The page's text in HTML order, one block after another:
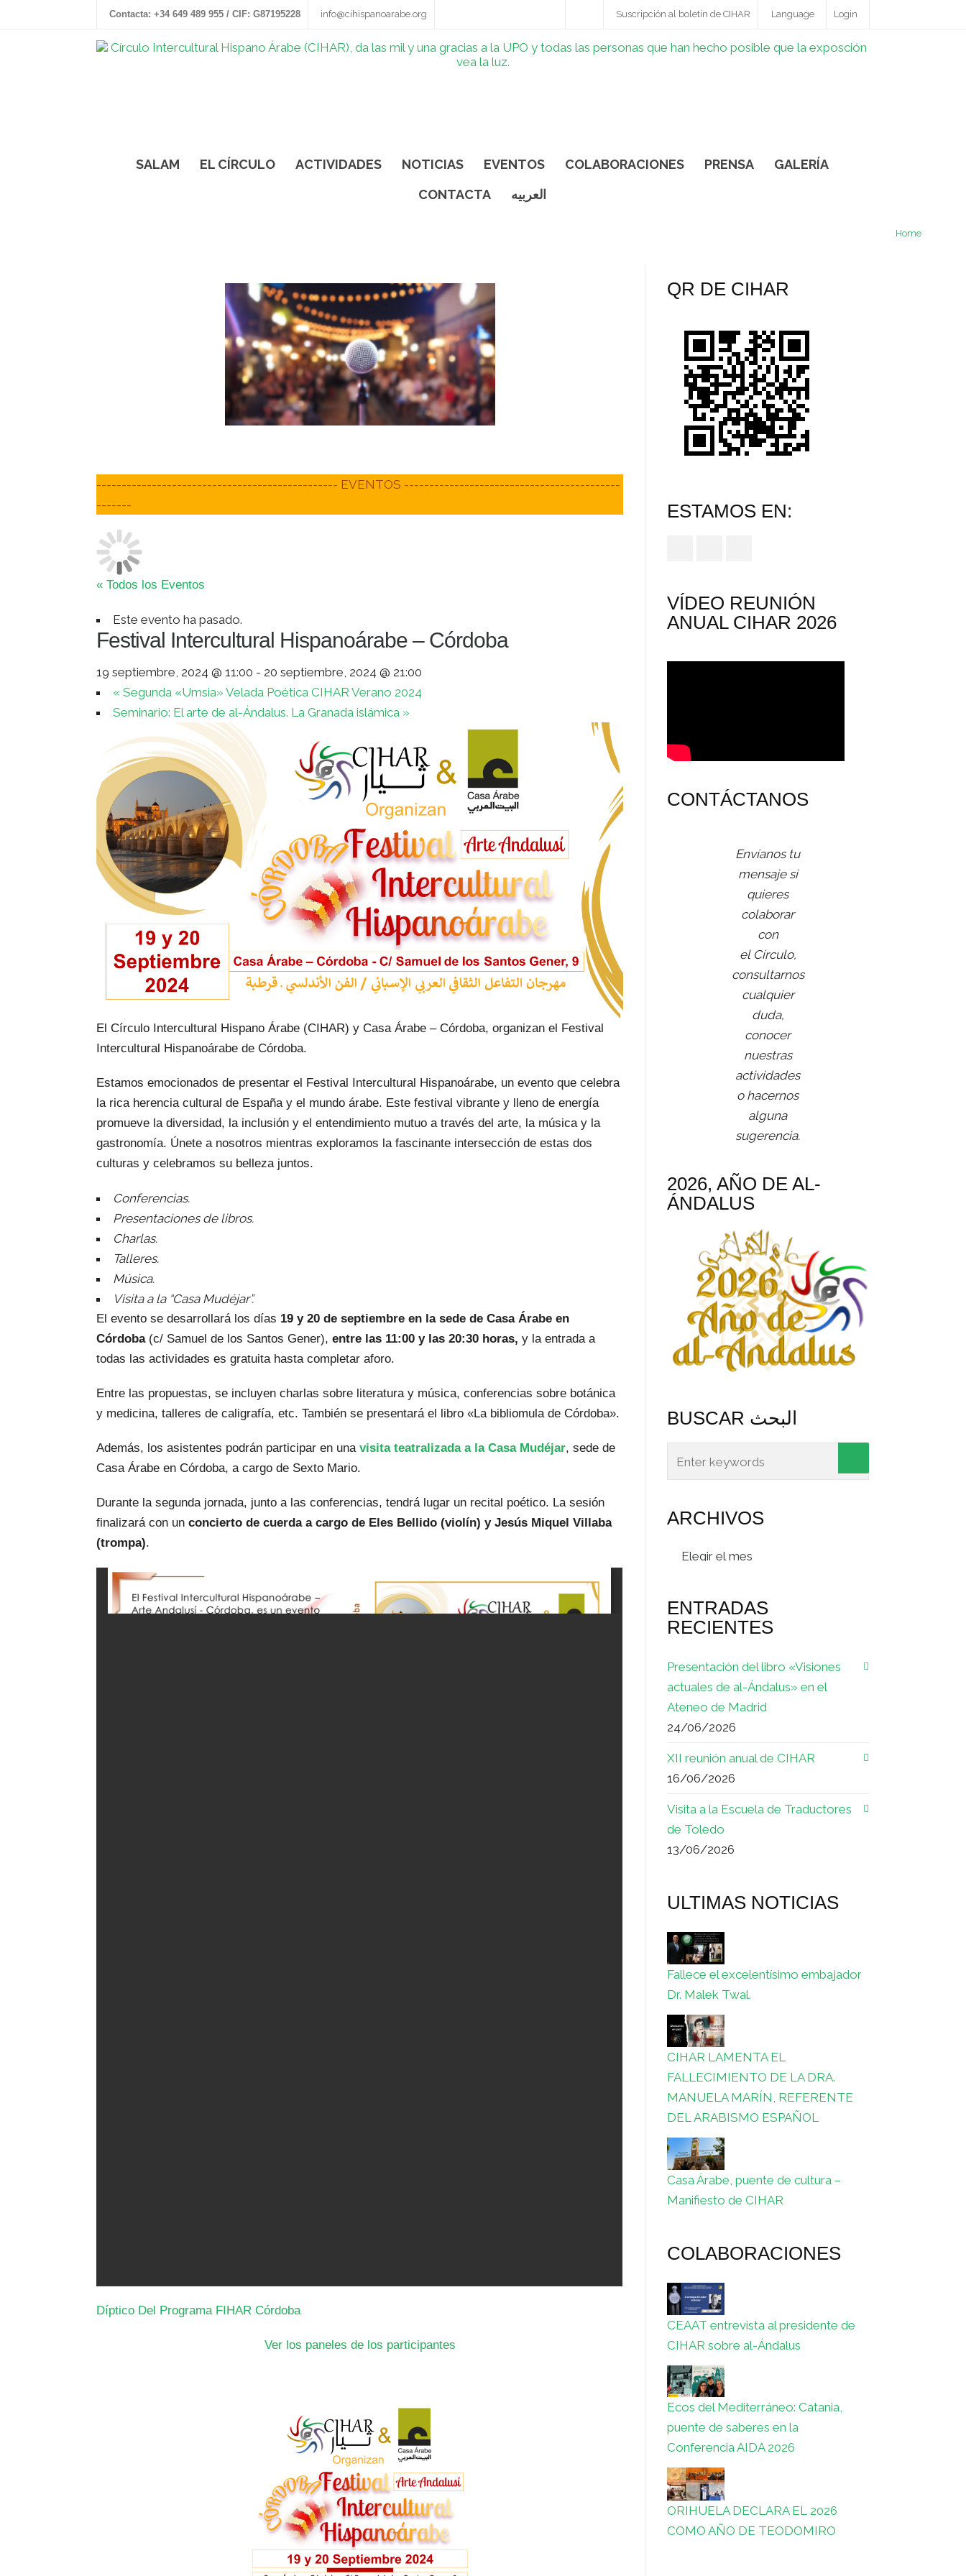
Contacta: +34 649 489 955 / CIF: G87195228 info@cihispanoarabe.org Login
Language
Suscripción al boletín de CIHAR
SALAM EL CÍRCULO ACTIVIDADES NOTICIAS EVENTOS COLABORACIONES PRENSA
GALERÍA
CONTACTA
العربيه
Home
------------------------------------------------ EVENTOS -------------------------------------------
-------
« Todos los Eventos
Este evento ha pasado.
Festival Intercultural Hispanoárabe – Córdoba
19 septiembre, 2024 @ 11:00 - 20 septiembre, 2024 @ 21:00
« Segunda «Umsia» Velada Poética CIHAR Verano 2024
Seminario: El arte de al-Ándalus. La Granada islámica »
El Círculo Intercultural Hispano Árabe (CIHAR) y Casa Árabe – Córdoba, organizan el Festival
Intercultural Hispanoárabe de Córdoba.
Estamos emocionados de presentar el Festival Intercultural Hispanoárabe, un evento que celebra
la rica herencia cultural de España y el mundo árabe. Este festival vibrante y lleno de energía
promueve la diversidad, la inclusión y el entendimiento mutuo a través del arte, la música y la
gastronomía. Únete a nosotros mientras exploramos la fascinante intersección de estas dos
culturas y celebramos su belleza juntos.
Conferencias.
Presentaciones de libros.
Charlas.
Talleres.
Música.
Visita a la “Casa Mudéjar”.
El evento se desarrollará los días 19 y 20 de septiembre en la sede de Casa Árabe en
Córdoba(c/ Samuel de los Santos Gener),entre las 11:00 y las 20:30 horas, y la entrada a
todas las actividades es gratuita hasta completar aforo.
Entre las propuestas, se incluyen charlas sobre literatura y música, conferencias sobre botánica
y medicina, talleres de caligrafía, etc. También se presentará el libro «La bibliomula de Córdoba».
Además, los asistentes podrán participar en una visita teatralizada a la Casa Mudéjar, sede de
Casa Árabe en Córdoba, a cargo de Sexto Mario.
Durante la segunda jornada, junto a las conferencias, tendrá lugar un recital poético. La sesión
finalizará con unconcierto de cuerda a cargo de Eles Bellido (violín) y Jesús Miquel Villaba
(trompa).
Díptico Del Programa FIHAR Córdoba
Ver los paneles de los participantes
QR DE CIHAR
ESTAMOS EN:
VÍDEO REUNIÓN
ANUAL CIHAR 2026
CONTÁCTANOS
Envíanos tu
mensaje si
quieres
colaborar
con
el Círculo,
consultarnos
cualquier
duda,
conocer
nuestras
actividades
o hacernos
alguna
sugerencia.
2026, AÑO DE AL-
ÁNDALUS
BUSCAR البحث
ARCHIVOS
ENTRADAS
RECIENTES
Presentación del libro «Visiones
actuales de al-Ándalus» en el
Ateneo de Madrid
24/06/2026
XII reunión anual de CIHAR
16/06/2026
Visita a la Escuela de Traductores
de Toledo
13/06/2026
ULTIMAS NOTICIAS
Fallece el excelentísimo embajador
Dr. Malek Twal.
CIHAR LAMENTA EL
FALLECIMIENTO DE LA DRA.
MANUELA MARÍN, REFERENTE
DEL ARABISMO ESPAÑOL
Casa Árabe, puente de cultura –
Manifiesto de CIHAR
COLABORACIONES
CEAAT entrevista al presidente de
CIHAR sobre al-Ándalus
Ecos del Mediterráneo: Catania,
puente de saberes en la
Conferencia AIDA 2026
ORIHUELA DECLARA EL 2026
COMO AÑO DE TEODOMIRO